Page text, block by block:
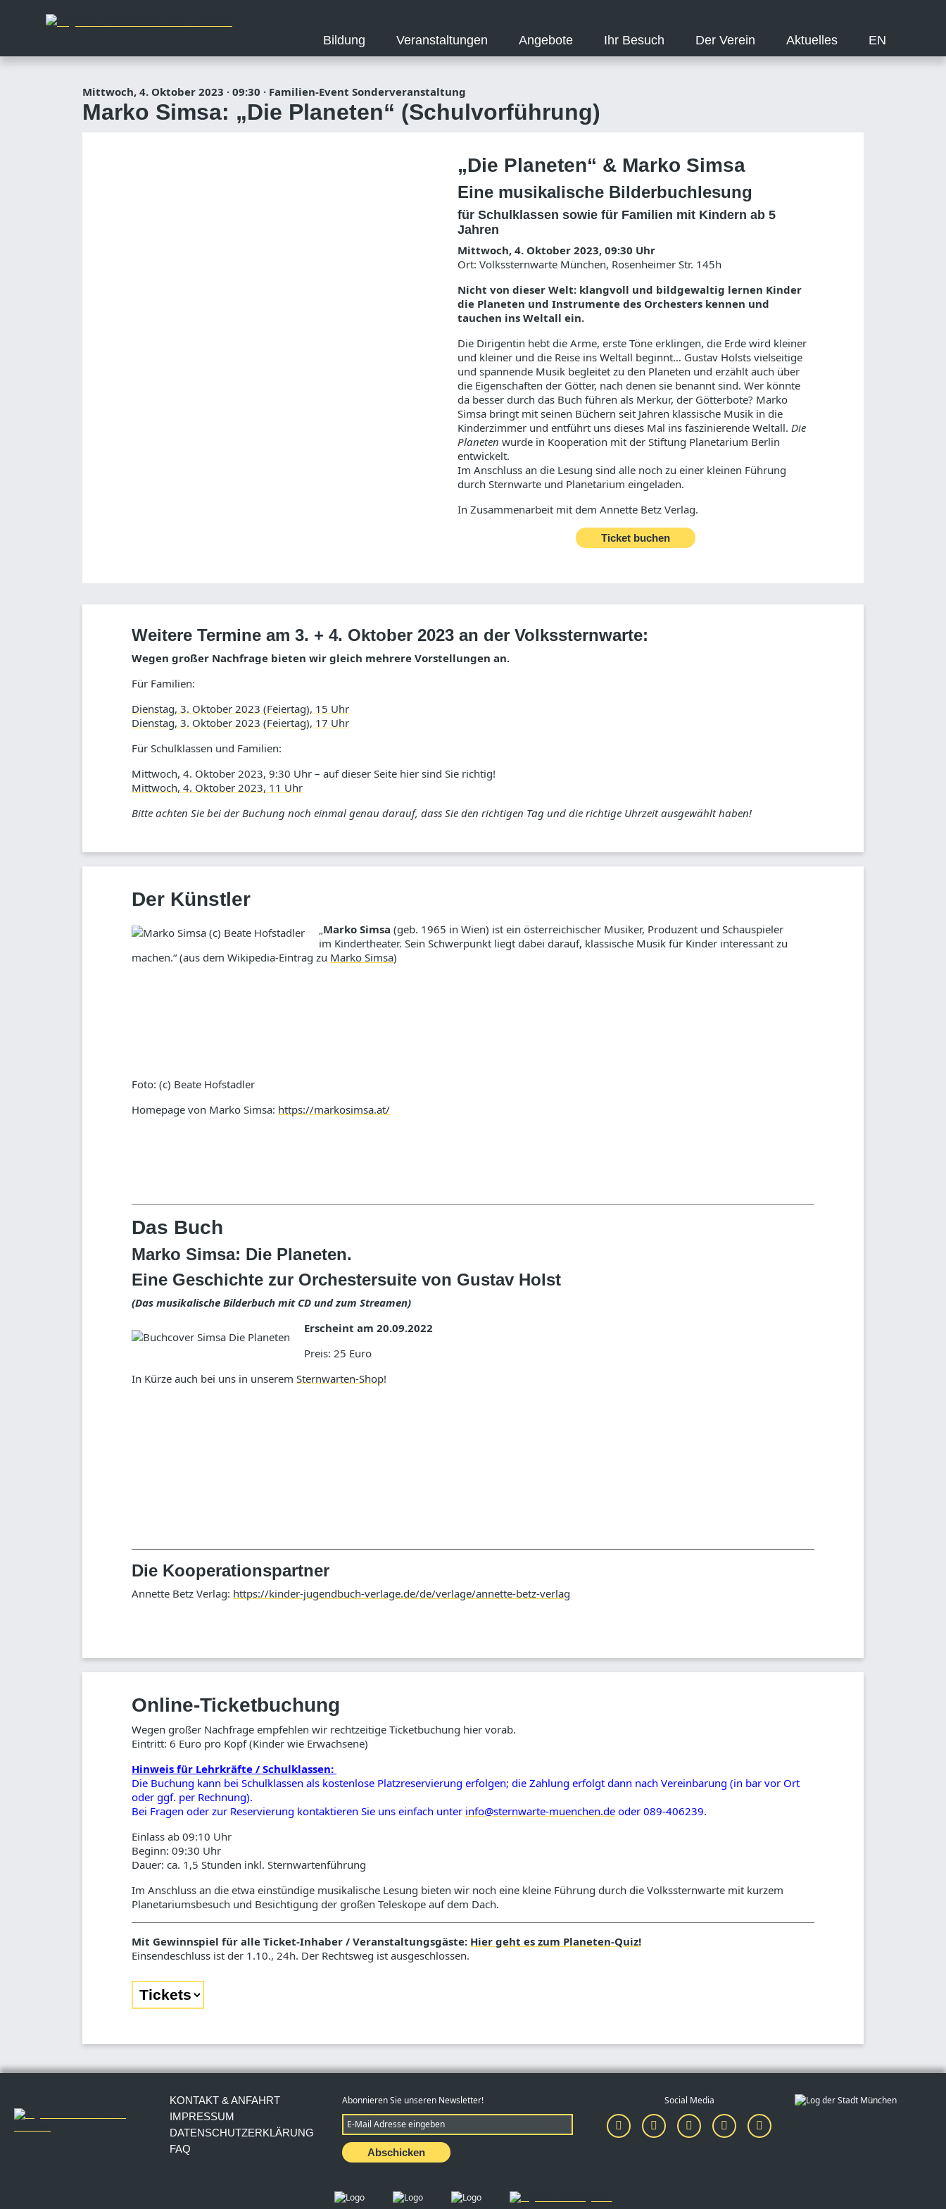
Bildung Veranstaltungen Angebote Ihr Besuch Der Verein Aktuelles EN
Mittwoch, 4. Oktober 2023 · 09:30 · Familien-Event Sonderveranstaltung
Marko Simsa: „Die Planeten“ (Schulvorführung)
„Die Planeten“ & Marko Simsa
Eine musikalische Bilderbuchlesung
für Schulklassen sowie für Familien mit Kindern ab 5
Jahren
Mittwoch, 4. Oktober 2023, 09:30 Uhr
Ort: Volkssternwarte München, Rosenheimer Str. 145h
Nicht von dieser Welt: klangvoll und bildgewaltig lernen Kinder
die Planeten und Instrumente des Orchesters kennen und
tauchen ins Weltall ein.
Die Dirigentin hebt die Arme, erste Töne erklingen, die Erde wird kleiner
und kleiner und die Reise ins Weltall beginnt… Gustav Holsts vielseitige
und spannende Musik begleitet zu den Planeten und erzählt auch über
die Eigenschaften der Götter, nach denen sie benannt sind. Wer könnte
da besser durch das Buch führen als Merkur, der Götterbote? Marko
Simsa bringt mit seinen Büchern seit Jahren klassische Musik in die
Kinderzimmer und entführt uns dieses Mal ins faszinierende Weltall. Die
Planeten wurde in Kooperation mit der Stiftung Planetarium Berlin
entwickelt.
Im Anschluss an die Lesung sind alle noch zu einer kleinen Führung
durch Sternwarte und Planetarium eingeladen.
In Zusammenarbeit mit dem Annette Betz Verlag.
Ticket buchen
Weitere Termine am 3. + 4. Oktober 2023 an der Volkssternwarte:
Wegen großer Nachfrage bieten wir gleich mehrere Vorstellungen an.
Für Familien:
Dienstag, 3. Oktober 2023 (Feiertag), 15 Uhr
Dienstag, 3. Oktober 2023 (Feiertag), 17 Uhr
Für Schulklassen und Familien:
Mittwoch, 4. Oktober 2023, 9:30 Uhr – auf dieser Seite hier sind Sie richtig!
Mittwoch, 4. Oktober 2023, 11 Uhr
Bitte achten Sie bei der Buchung noch einmal genau darauf, dass Sie den richtigen Tag und die richtige Uhrzeit ausgewählt haben!
Der Künstler
„Marko Simsa (geb. 1965 in Wien) ist ein österreichischer Musiker, Produzent und Schauspieler
im Kindertheater. Sein Schwerpunkt liegt dabei darauf, klassische Musik für Kinder interessant zu
machen.“ (aus dem Wikipedia-Eintrag zu Marko Simsa)
Foto: (c) Beate Hofstadler
Homepage von Marko Simsa: https://markosimsa.at/
Das Buch
Marko Simsa: Die Planeten.
Eine Geschichte zur Orchestersuite von Gustav Holst
(Das musikalische Bilderbuch mit CD und zum Streamen)
Erscheint am 20.09.2022
Preis: 25 Euro
In Kürze auch bei uns in unserem Sternwarten-Shop!
Die Kooperationspartner
Annette Betz Verlag: https://kinder-jugendbuch-verlage.de/de/verlage/annette-betz-verlag
Online-Ticketbuchung
Wegen großer Nachfrage empfehlen wir rechtzeitige Ticketbuchung hier vorab.
Eintritt: 6 Euro pro Kopf (Kinder wie Erwachsene)
Hinweis für Lehrkräfte / Schulklassen:
Die Buchung kann bei Schulklassen als kostenlose Platzreservierung erfolgen; die Zahlung erfolgt dann nach Vereinbarung (in bar vor Ort
oder ggf. per Rechnung).
Bei Fragen oder zur Reservierung kontaktieren Sie uns einfach unter info@sternwarte-muenchen.de oder 089-406239.
Einlass ab 09:10 Uhr
Beginn: 09:30 Uhr
Dauer: ca. 1,5 Stunden inkl. Sternwartenführung
Im Anschluss an die etwa einstündige musikalische Lesung bieten wir noch eine kleine Führung durch die Volkssternwarte mit kurzem
Planetariumsbesuch und Besichtigung der großen Teleskope auf dem Dach.
Mit Gewinnspiel für alle Ticket-Inhaber / Veranstaltungsgäste: Hier geht es zum Planeten-Quiz!
Einsendeschluss ist der 1.10., 24h. Der Rechtsweg ist ausgeschlossen.
KONTAKT & ANFAHRT
IMPRESSUM
DATENSCHUTZERKLÄRUNG
FAQ
Abonnieren Sie unseren Newsletter! Social Media